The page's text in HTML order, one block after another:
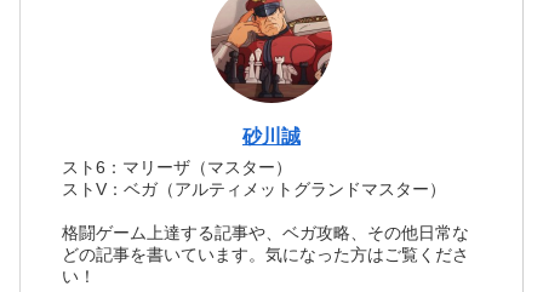
砂川誠
スト6：マリーザ（マスター）
ストV：ベガ（アルティメットグランドマスター）
格闘ゲーム上達する記事や、ベガ攻略、その他日常な
どの記事を書いています。気になった方はご覧くださ
い！